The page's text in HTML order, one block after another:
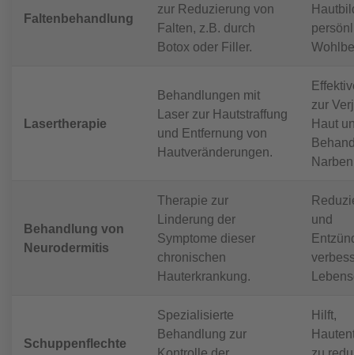
Faltenbehandlung
zur Reduzierung von
Falten, z.B. durch
Botox oder Filler.
Lasertherapie
Behandlungen mit
Laser zur Hautstraffung
und Entfernung von
Hautveränderungen.
zur
Haut
Behandlung von
Neurodermitis
Therapie zur
Linderung der
Symptome dieser
chronischen
Hauterkrankung.
und
Schuppenflechte
Spezialisierte
Behandlung zur
Hilft,